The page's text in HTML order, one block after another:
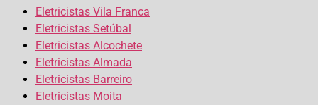
Eletricistas Vila Franca
Eletricistas Setúbal
Eletricistas Alcochete
Eletricistas Almada
Eletricistas Barreiro
Eletricistas Moita